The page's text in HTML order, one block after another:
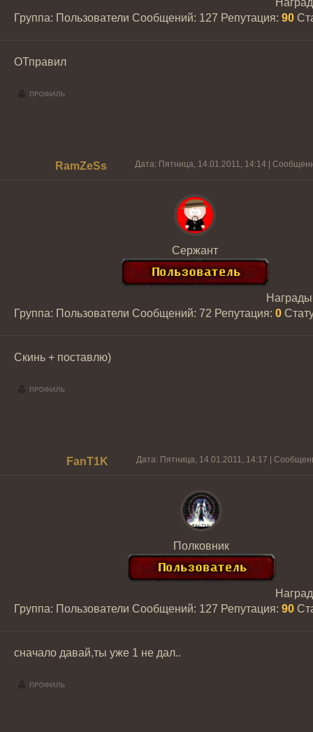
Группа: Пользователи Сообщений: 127 Репутация: 90
ОТправил
RamZeSs Дата: Пятница, 14.01.2011, 14:14 |
Сержант
Группа: Пользователи Сообщений: 72 Репутация: 0
Скинь + поставлю)
FanT1K Дата: Пятница, 14.01.2011, 14:17 |
Полковник
Группа: Пользователи Сообщений: 127 Репутация: 90
сначало давай,ты уже 1 не дал..